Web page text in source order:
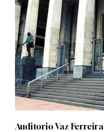
Auditorio Vaz Ferreira